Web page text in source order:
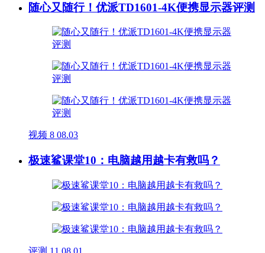
随心又随行！优派TD1601-4K便携显示器评测
视频 8 08.03
极速鲨课堂10：电脑越用越卡有救吗？
评测 11 08.01